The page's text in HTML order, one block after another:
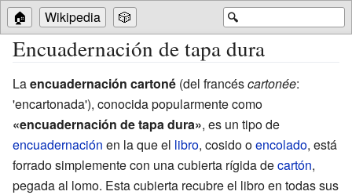
🔍
🏠 Wikipedia 🎲
Encuadernación de tapa dura
Laencuadernación cartoné (del francéscartonée:
'encartonada'), conocida popularmente como
«encuadernación de tapa dura», es un tipo de
encuadernación en la que el libro, cosido oencolado, está
forrado simplemente con una cubierta rígida decartón,
pegada al lomo. Esta cubierta recubre el libro en todas sus